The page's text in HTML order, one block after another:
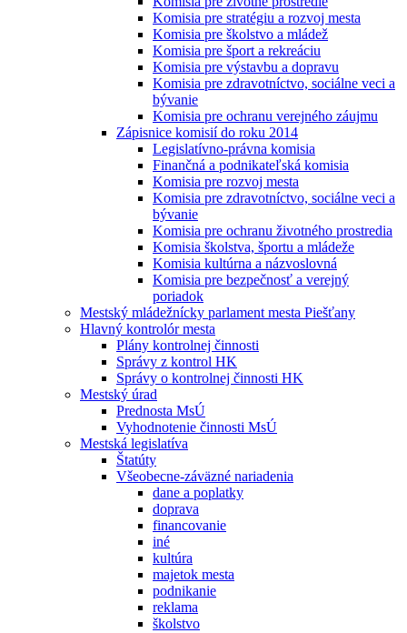
Komisia pre stratégiu a rozvoj mesta
Komisia pre školstvo a mládež
Komisia pre šport a rekreáciu
Komisia pre výstavbu a dopravu
Komisia pre zdravotníctvo, sociálne veci a
bývanie
Komisia pre ochranu verejného záujmu
Zápisnice komisií do roku 2014
Legislatívno-právna komisia
Finančná a podnikateľská komisia
Komisia pre rozvoj mesta
Komisia pre zdravotníctvo, sociálne veci a
bývanie
Komisia pre ochranu životného prostredia
Komisia školstva, športu a mládeže
Komisia kultúrna a názvoslovná
Komisia pre bezpečnosť a verejný
poriadok
Mestský mládežnícky parlament mesta Piešťany
Hlavný kontrolór mesta
Plány kontrolnej činnosti
Správy z kontrol HK
Správy o kontrolnej činnosti HK
Mestský úrad
Prednosta MsÚ
Vyhodnotenie činnosti MsÚ
Mestská legislatíva
Štatúty
Všeobecne-záväzné nariadenia
dane a poplatky
doprava
financovanie
iné
kultúra
majetok mesta
podnikanie
reklama
školstvo